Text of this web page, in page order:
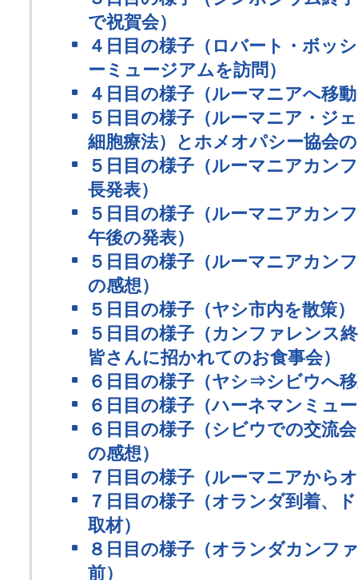
で祝賀会）
４日目の様子（ロバート・ボッ
ーミュージアムを訪問）
４日目の様子（ルーマニアへ移
５日目の様子（ルーマニア・ジ
細胞療法）とホメオパシー協会
５日目の様子（ルーマニアカ
長発表）
５日目の様子（ルーマニアカ
午後の発表）
５日目の様子（ルーマニアカ
の感想）
５日目の様子（ヤシ市内を散策）
５日目の様子（カンファレンス
皆さんに招かれてのお食事会）
６日目の様子（ヤシ⇒シビウへ
６日目の様子（ハーネマンミュ
６日目の様子（シビウでの交流
の感想）
７日目の様子（ルーマニアから
７日目の様子（オランダ到着、
取材）
８日目の様子（オランダカン
前）